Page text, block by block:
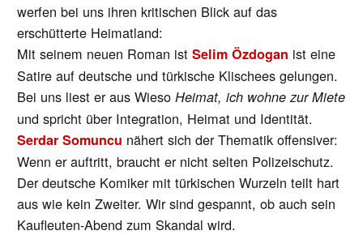
werfen bei uns ihren kritischen Blick auf das
erschütterte Heimatland:
Mit seinem neuen Roman istSelim Özdogan ist eine
Satire auf deutsche und türkische Klischees gelungen.
Bei uns liest er aus WiesoHeimat, ich wohne zur Miete
und spricht über Integration, Heimat und Identität.
Serdar Somuncu nähert sich der Thematik offensiver:
Wenn er auftritt, braucht er nicht selten Polizeischutz.
Der deutsche Komiker mit türkischen Wurzeln teilt hart
aus wie kein Zweiter. Wir sind gespannt, ob auch sein
Kaufleuten-Abend zum Skandal wird.